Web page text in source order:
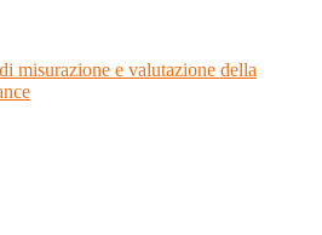
misurazione e valutazione della